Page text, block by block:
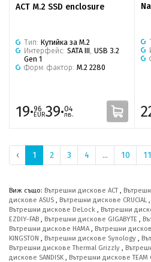
ACT M.2 SSD enclosure
Тип: Кутийка за M.2
Интерфейс: SATA III, USB 3.2
Gen 1
Форм фактор: M.2 2280
19·96
EUR39·04
лв.
‹ 1 2 3 4 ... 10 11
Виж също: Вътрешни дискове ACT ,
дискове ASUS , Вътрешни дискове CRUCIAL ,
Вътрешни дискове DeLock , Вътрешни
EZDIY-FAB , Вътрешни дискове GIGABYTE ,
Вътрешни дискове HAMA, Вътрешни
KINGSTON , Вътрешни дискове Synology ,
Вътрешни дискове Thermal Grizzly ,
дискове SANDISK , Вътрешни дискове TEAM